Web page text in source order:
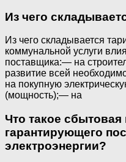
Из чего
Из чего складывается
коммунальной услуги
поставщика:— на
развитие всей
на покупную
(мощность);— на
Что такое сбытовая
гарантирующего
электроэнергии?